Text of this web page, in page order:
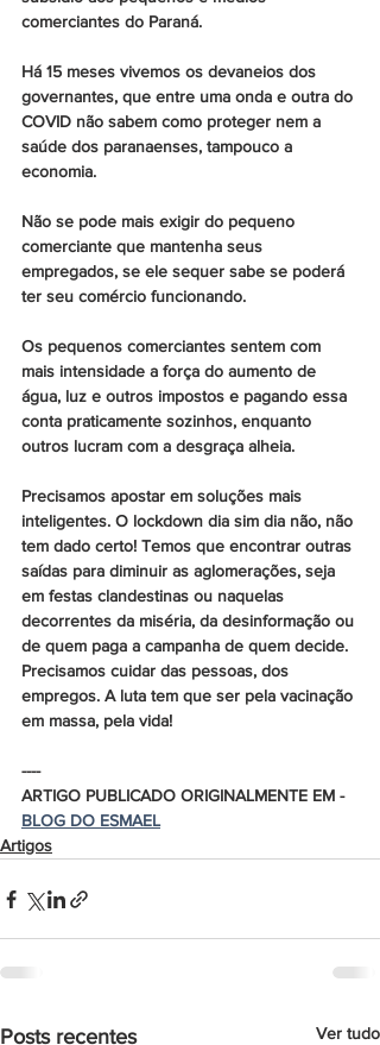
comerciantes do Paraná.
Há 15 meses vivemos os devaneios dos
governantes, que entre uma onda e outra do
COVID não sabem como proteger nem a
saúde dos paranaenses, tampouco a
economia.
Não se pode mais exigir do pequeno
comerciante que mantenha seus
empregados, se ele sequer sabe se poderá
ter seu comércio funcionando.
Os pequenos comerciantes sentem com
mais intensidade a força do aumento de
água, luz e outros impostos e pagando essa
conta praticamente sozinhos, enquanto
outros lucram com a desgraça alheia.
Precisamos apostar em soluções mais
inteligentes. O lockdown dia sim dia não, não
tem dado certo! Temos que encontrar outras
saídas para diminuir as aglomerações, seja
em festas clandestinas ou naquelas
decorrentes da miséria, da desinformação ou
de quem paga a campanha de quem decide.
Precisamos cuidar das pessoas, dos
empregos. A luta tem que ser pela vacinação
em massa, pela vida!
----
ARTIGO PUBLICADO ORIGINALMENTE EM -
BLOG DO ESMAEL
Artigos
Posts recentes Ver tudo